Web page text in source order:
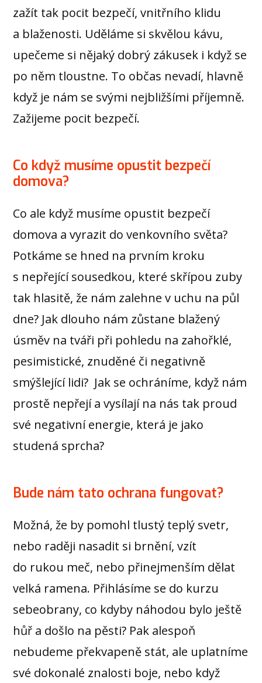
zažít tak pocit bezpečí, vnitřního klidu
a blaženosti. Uděláme si skvělou kávu,
upečeme si nějaký dobrý zákusek i když se
po něm tloustne. To občas nevadí, hlavně
když je nám se svými nejbližšími příjemně.
Zažijeme pocit bezpečí.
Co když musíme opustit bezpečí
domova?
Co ale když musíme opustit bezpečí
domova a vyrazit do venkovního světa?
Potkáme se hned na prvním kroku
s nepřející sousedkou, které skřípou zuby
tak hlasitě, že nám zalehne v uchu na půl
dne? Jak dlouho nám zůstane blažený
úsměv na tváři při pohledu na zahořklé,
pesimistické, znuděné či negativně
smýšlející lidi? Jak se ochráníme, když nám
prostě nepřejí a vysílají na nás tak proud
své negativní energie, která je jako
studená sprcha?
Bude nám tato ochrana fungovat?
Možná, že by pomohl tlustý teplý svetr,
nebo raději nasadit si brnění, vzít
do rukou meč, nebo přinejmenším dělat
velká ramena. Přihlásíme se do kurzu
sebeobrany, co kdyby náhodou bylo ještě
hůř a došlo na pěsti? Pak alespoň
nebudeme překvapeně stát, ale uplatníme
své dokonalé znalosti boje, nebo když